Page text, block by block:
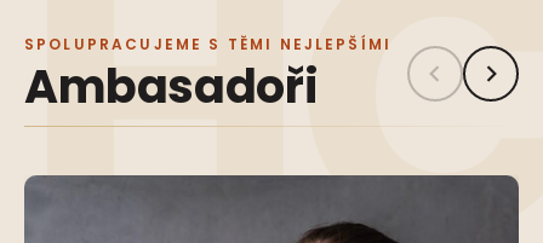
SPOLUPRACUJEME S TĚMI NEJLEPŠÍMI
Ambasadoři